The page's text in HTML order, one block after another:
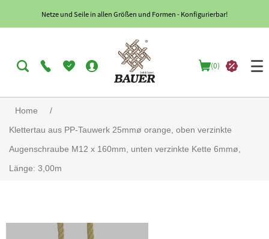
Netze und Seile in allen Größen und Formen - Konfigurierbar!
(0)
Home
/
Klettertau aus PP-Tauwerk 25mmø orange, oben verzinkte
Augenschraube M12 x 160mm, unten verzinkte Kette 6mmø,
Länge: 3,00m